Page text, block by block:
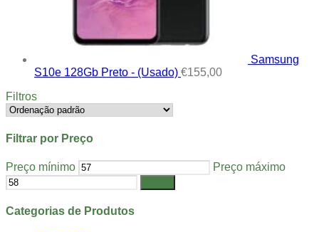
Samsung
S10e 128Gb Preto - (Usado) €155,00
Filtros
Filtrar por Preço
Preço mínimo Preço máximo
Categorias de Produtos